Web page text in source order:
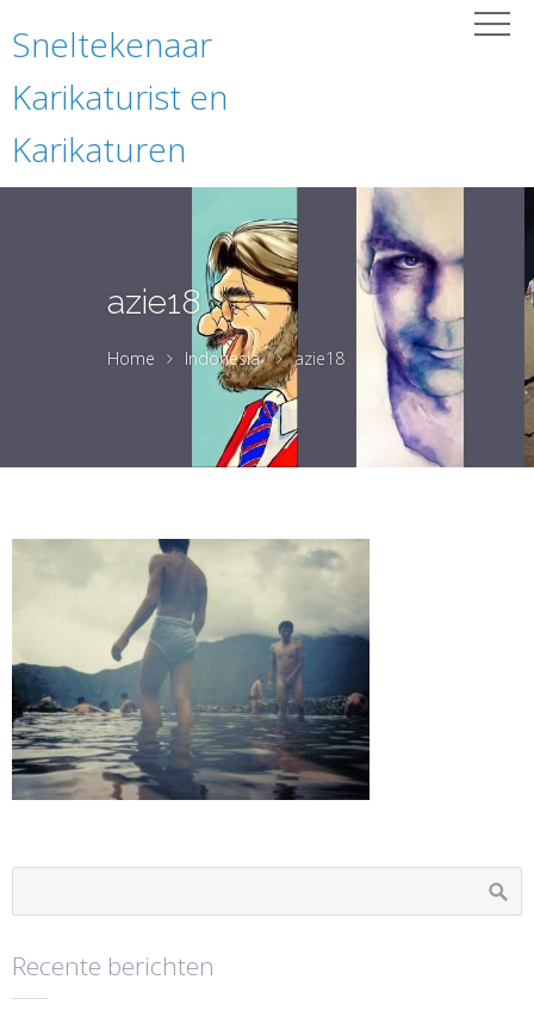
Sneltekenaar
Karikaturist en
Karikaturen
azie18
Home Indonesia azie18
Recente berichten